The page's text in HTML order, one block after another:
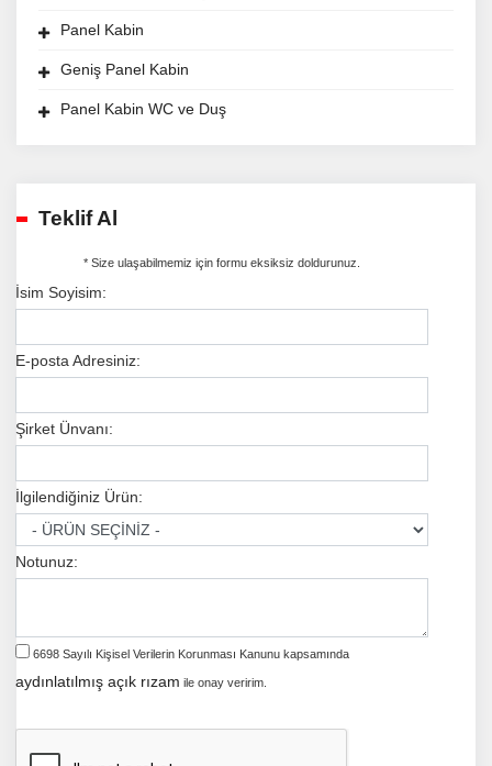
Panel Kabin
Geniş Panel Kabin
Panel Kabin WC ve Duş
Teklif Al
* Size ulaşabilmemiz için formu eksiksiz doldurunuz.
İsim Soyisim:
E-posta Adresiniz:
Şirket Ünvanı:
İlgilendiğiniz Ürün:
Notunuz:
6698 Sayılı Kişisel Verilerin Korunması Kanunu kapsamında
aydınlatılmış açık rızam ile onay veririm.